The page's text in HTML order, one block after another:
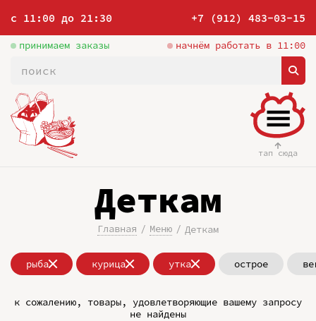
с 11:00 до 21:30 +7 (912) 483-03-15
принимаем заказы начнём работать в 11:00
тап сюда
Деткам
Главная Меню Деткам
рыба курица утка острое
к сожалению, товары, удовлетворяющие вашему запросу
не найдены